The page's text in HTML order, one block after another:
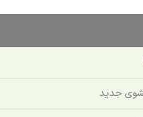
جدید